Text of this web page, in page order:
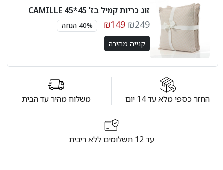
זוג כריות קמיל בז' 45*45 CAMILLE
₪249
₪149 40% הנחה
קנייה מהירה
החזר כספי מלא עד 14 יום משלוח מהיר עד הבית
עד 12 תשלומים ללא ריבית